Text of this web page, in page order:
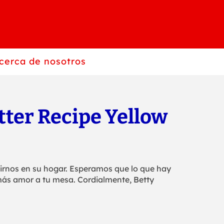
de nosotros
Recipe Yellow
en su hogar. Esperamos que lo que hay
amor a tu mesa. Cordialmente, Betty